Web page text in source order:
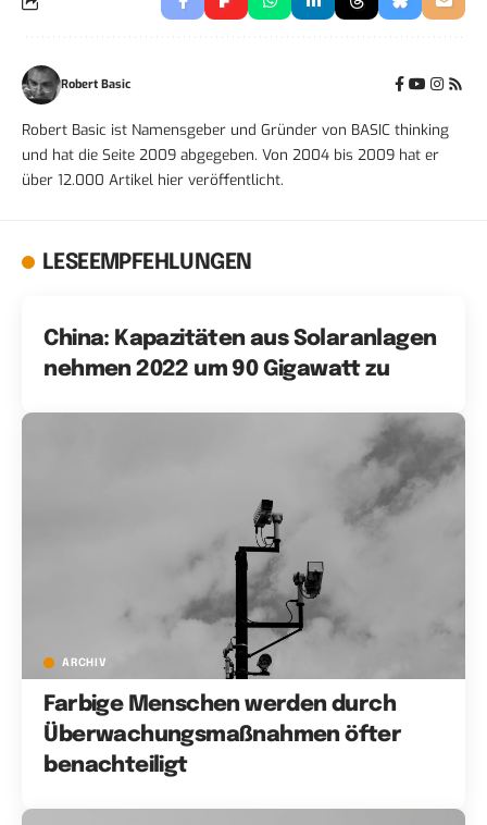
Robert Basic
Robert Basic ist Namensgeber und Gründer von BASIC thinking
und hat die Seite 2009 abgegeben. Von 2004 bis 2009 hat er
über 12.000 Artikel hier veröffentlicht.
LESEEMPFEHLUNGEN
China: Kapazitäten aus Solaranlagen
nehmen 2022 um 90 Gigawatt zu
ARCHIV
Farbige Menschen werden durch
Überwachungsmaßnahmen öfter
benachteiligt